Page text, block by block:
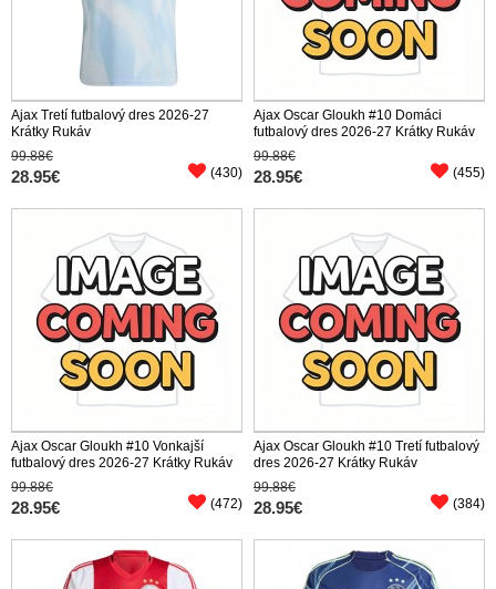
Ajax Tretí futbalový dres 2026-27
Krátky Rukáv
99.88€
28.95€ (430)
Ajax Oscar Gloukh #10 Domáci
futbalový dres 2026-27 Krátky Rukáv
99.88€
28.95€ (455)
Ajax Oscar Gloukh #10 Vonkajší
futbalový dres 2026-27 Krátky Rukáv
99.88€
28.95€ (472)
Ajax Oscar Gloukh #10 Tretí futbalový
dres 2026-27 Krátky Rukáv
99.88€
28.95€ (384)